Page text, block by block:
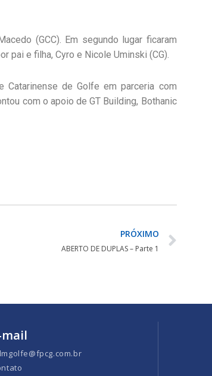
(GCC). Em segundo lugar ficaram
pai e filha, Cyro e Nicole Uminski (CG).
Catarinense de Golfe em parceria com
com o apoio de GT Building, Bothanic
PRÓXIMO
ABERTO DE DUPLAS – Parte 1
mail